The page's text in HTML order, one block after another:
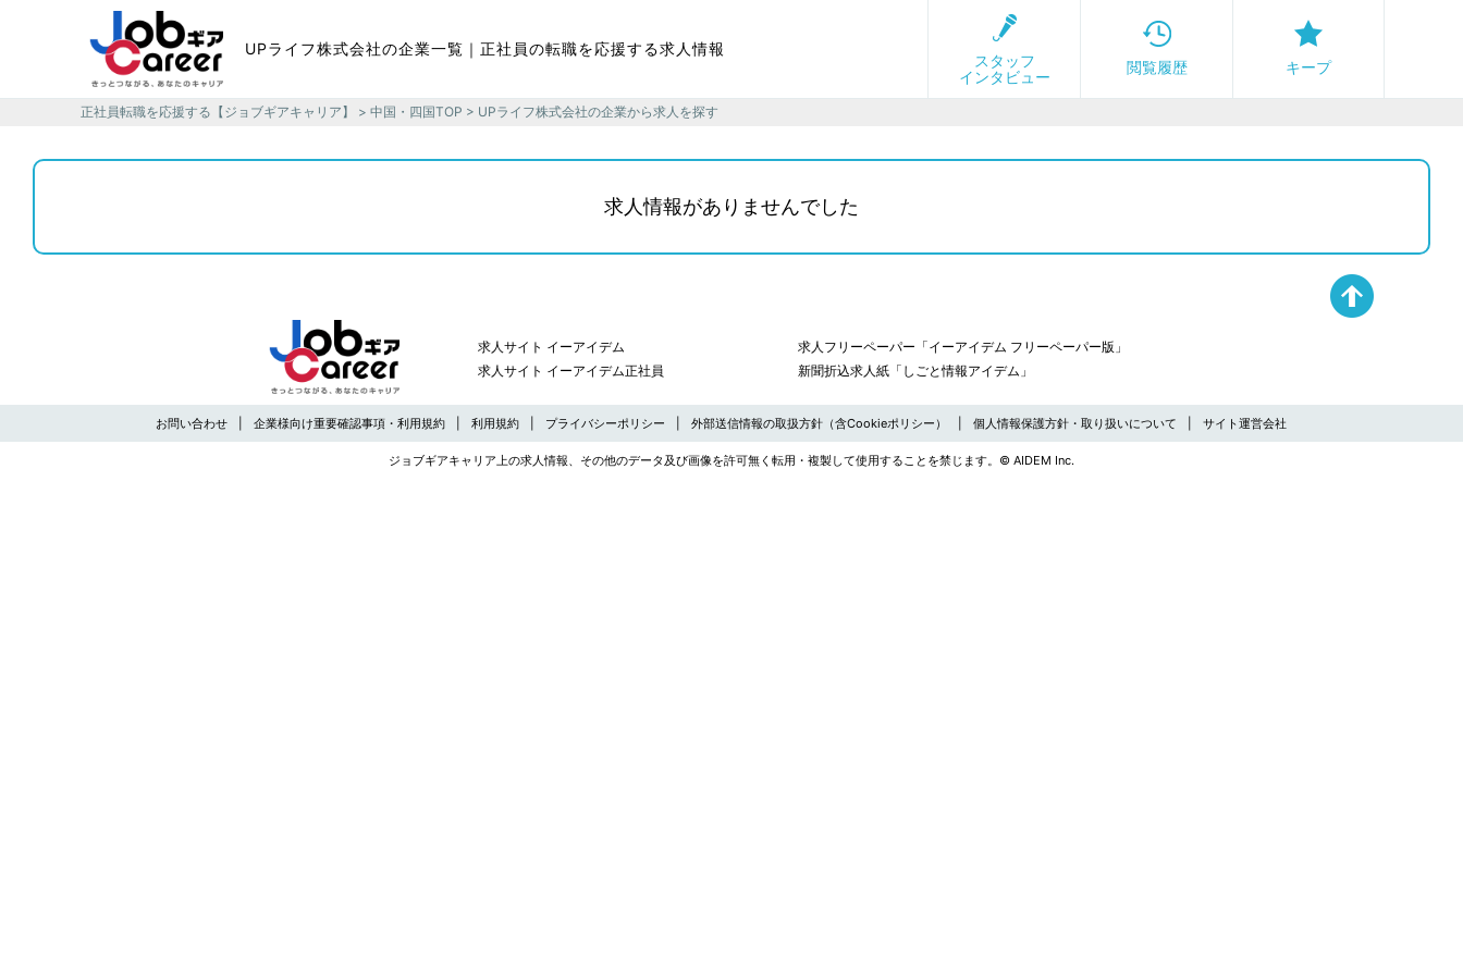
UPライフ株式会社の企業一覧｜正社員の転職を応援する求人情報
スタッフ
インタビュー
閲覧履歴 キープ
正社員転職を応援する【ジョブギアキャリア】 > 中国・四国TOP > UPライフ株式会社の企業から求人を探す
求人情報がありませんでした
求人サイト イーアイデム
求人サイト イーアイデム正社員
求人フリーペーパー「イーアイデム フリーペーパー版」
新聞折込求人紙「しごと情報アイデム」
お問い合わせ 企業様向け重要確認事項・利用規約 利用規約 プライバシーポリシー 外部送信情報の取扱方針（含Cookieポリシー） 個人情報保護方針・取り扱いについて サイト運営会社
ジョブギアキャリア上の求人情報、その他のデータ及び画像を許可無く転用・複製して使用することを禁じます。 © AIDEM Inc.